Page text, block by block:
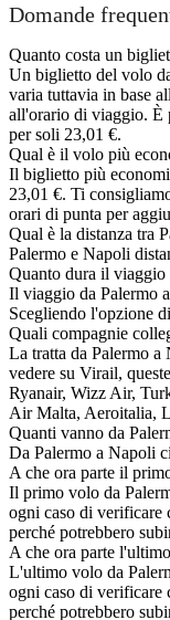
Domande
Quanto costa un
Un biglietto del volo
varia tuttavia in base
all'orario di viaggio. È
per soli 23,01 €.
Qual è il volo più
Il biglietto più
23,01 €. Ti
orari di punta per
Qual è la distanza tra
Palermo e Napoli
Quanto dura il
Il viaggio da Palermo
Scegliendo l'opzione
Quali compagnie
La tratta da Palermo a
vedere su Virail,
Ryanair, Wizz Air,
Air Malta, Aeroitalia,
Quanti vanno da
Da Palermo a Napoli
A che ora parte il
Il primo volo da
ogni caso di verificare
perché potrebbero
A che ora parte
L'ultimo volo da
ogni caso di verificare
perché potrebbero